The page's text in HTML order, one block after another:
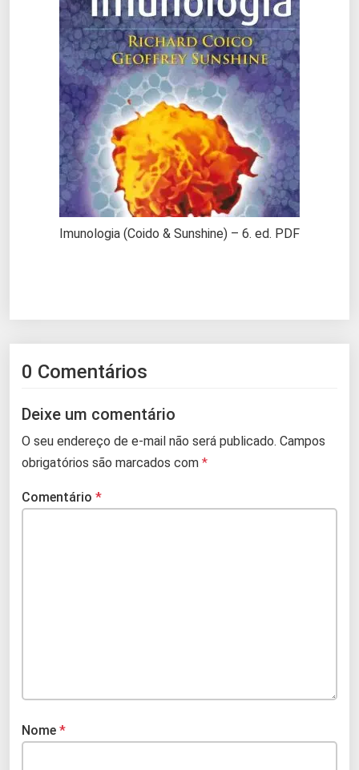
Imunologia (Coido & Sunshine) – 6. ed. PDF
0 Comentários
Deixe um comentário
O seu endereço de e-mail não será publicado. Campos
obrigatórios são marcados com *
Comentário *
Nome *